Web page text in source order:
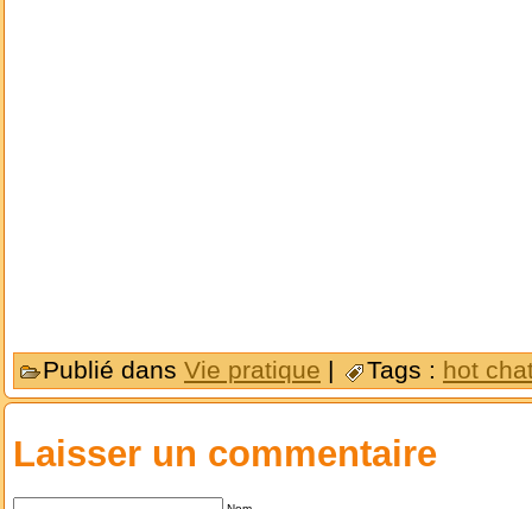
Publié dans Vie pratique | Tags : hot
Laisser un commentaire